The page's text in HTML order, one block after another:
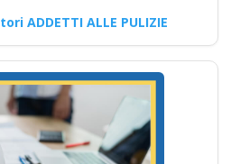
fad
virtuale
parte
Corsi
di Lavoro
di RSPP
ADDETTI ALLE PULIZIE